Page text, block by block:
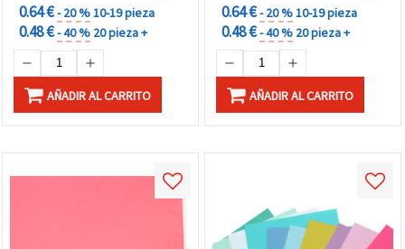
0.64 €- 20 %10-19 pieza
0.48 €- 40 % 20 pieza +
AÑADIR AL CARRITO
0.64 €- 20 %10-19 pieza
0.48 €- 40 % 20 pieza +
AÑADIR AL CARRITO